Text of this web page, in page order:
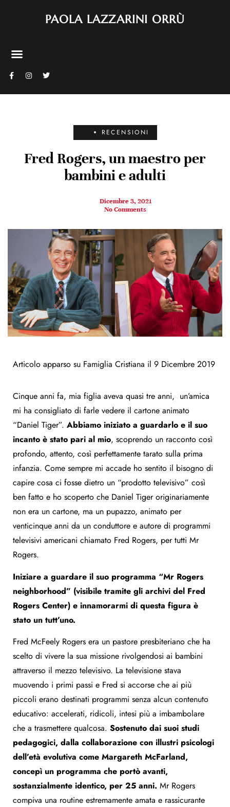
PAOLA LAZZARINI ORRÙ
RECENSIONI
Fred Rogers, un maestro per
bambini e adulti
Dicembre 3, 2021
No Comments
Articolo apparso su Famiglia Cristiana il 9 Dicembre 2019
Cinque anni fa, mia figlia aveva quasi tre anni, un’amica
mi ha consigliato di farle vedere il cartone animato
“Daniel Tiger”. Abbiamo iniziato a guardarlo e il suo
incanto è stato pari al mio, scoprendo un racconto così
profondo, attento, così perfettamente tarato sulla prima
infanzia. Come sempre mi accade ho sentito il bisogno di
capire cosa ci fosse dietro un “prodotto televisivo” così
ben fatto e ho scoperto che Daniel Tiger originariamente
non era un cartone, ma un pupazzo, animato per
venticinque anni da un conduttore e autore di programmi
televisivi americani chiamato Fred Rogers, per tutti Mr
Rogers.
Iniziare a guardare il suo programma “Mr Rogers
neighborhood” (visibile tramite gli archivi del Fred
Rogers Center) e innamorarmi di questa figura è
stato un tutt’uno.
Fred McFeely Rogers era un pastore presbiteriano che ha
scelto di vivere la sua missione rivolgendosi ai bambini
attraverso il mezzo televisivo. La televisione stava
muovendo i primi passi e Fred si accorse che ai più
piccoli erano destinati programmi senza alcun contenuto
educativo: accelerati, ridicoli, intesi più a imbambolare
che a trasmettere qualcosa. Sostenuto dai suoi studi
pedagogici, dalla collaborazione con illustri psicologi
dell’età evolutiva come Margareth McFarland,
concepì un programma che portò avanti,
sostanzialmente identico, per 25 anni. Mr Rogers
compiva una routine estremamente amata e rassicurante